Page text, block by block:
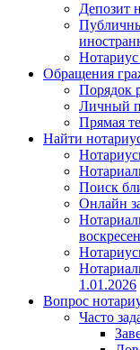
Депозит
Обращения
Порядок
Личный
Прямая
Найти
Поиск
Онлайн
1.01.2026
Вопрос
Часто